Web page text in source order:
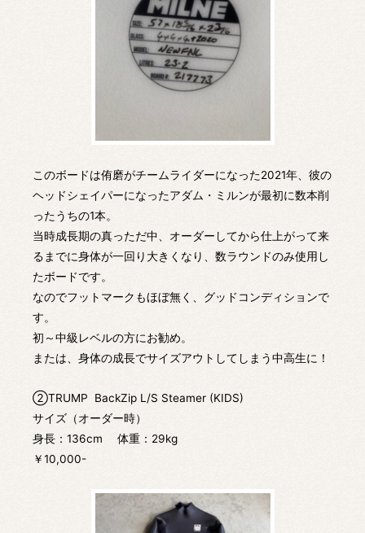
このボードは侑磨がチームライダーになった2021年、彼の
ヘッドシェイパーになったアダム・ミルンが最初に数本削
ったうちの1本。
当時成長期の真っただ中、オーダーしてから仕上がって来
るまでに身体が一回り大きくなり、数ラウンドのみ使用し
たボードです。
なのでフットマークもほぼ無く、グッドコンディションで
す。
初～中級レベルの方にお勧め。
または、身体の成長でサイズアウトしてしまう中高生に！
②TRUMP BackZip L/S Steamer (KIDS)
サイズ（オーダー時）
身長：136cm 体重：29kg
￥10,000-